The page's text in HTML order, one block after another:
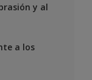
y al
a los